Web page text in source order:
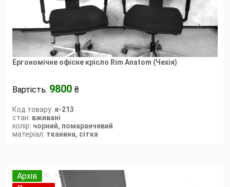
Ергономічне офісне крісло Rim Anatom (Чехія)
Вартість: 9800 ₴
Код товару: я-213
стан: вживані
колір: чорний, помаранчевий
матеріал: тканина, сітка
Архів